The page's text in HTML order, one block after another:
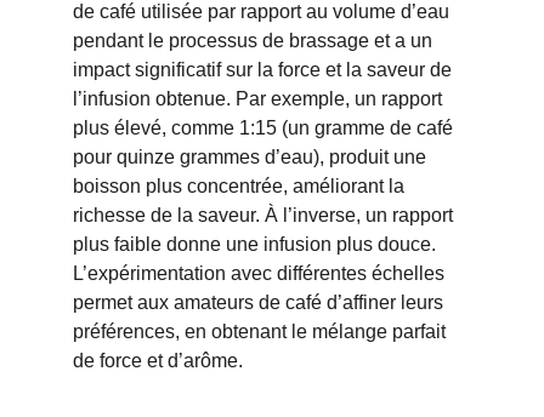
de café utilisée par rapport au volume d’eau
pendant le processus de brassage et a un
impact significatif sur la force et la saveur de
l’infusion obtenue. Par exemple, un rapport
plus élevé, comme 1:15 (un gramme de café
pour quinze grammes d’eau), produit une
boisson plus concentrée, améliorant la
richesse de la saveur. À l’inverse, un rapport
plus faible donne une infusion plus douce.
L’expérimentation avec différentes échelles
permet aux amateurs de café d’affiner leurs
préférences, en obtenant le mélange parfait
de force et d’arôme.